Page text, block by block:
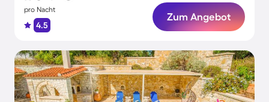
pro Nacht
4.5
Zum Angebot